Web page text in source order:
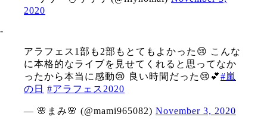
2020
‐
アラフェス1部も2部もとてもよかった😢 こんな
に本格的なライブを見せてくれると思ってなか
ったから本当に感動😢 良い時間だった😢💕#嵐
の日 #アラフェス2020
— 🌸まみ🌸 (@mami965082) November 3, 2020